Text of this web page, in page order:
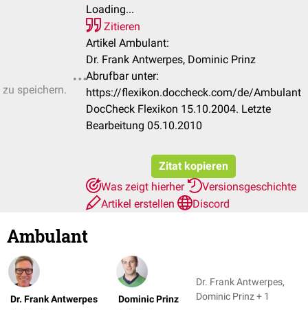
speichern.
Loading...
Zitieren
Artikel Ambulant:
Dr. Frank Antwerpes, Dominic Prinz
Abrufbar unter:
https://flexikon.doccheck.com/de/Ambulant
DocCheck Flexikon 15.10.2004. Letzte
Bearbeitung 05.10.2010
Zitat kopieren
Was zeigt hierher
Versionsgeschichte
Artikel erstellen
Discord
Ambulant
Dr. Frank Antwerpes Dominic Prinz
Dr. Frank Antwerpes,
Dominic Prinz + 1